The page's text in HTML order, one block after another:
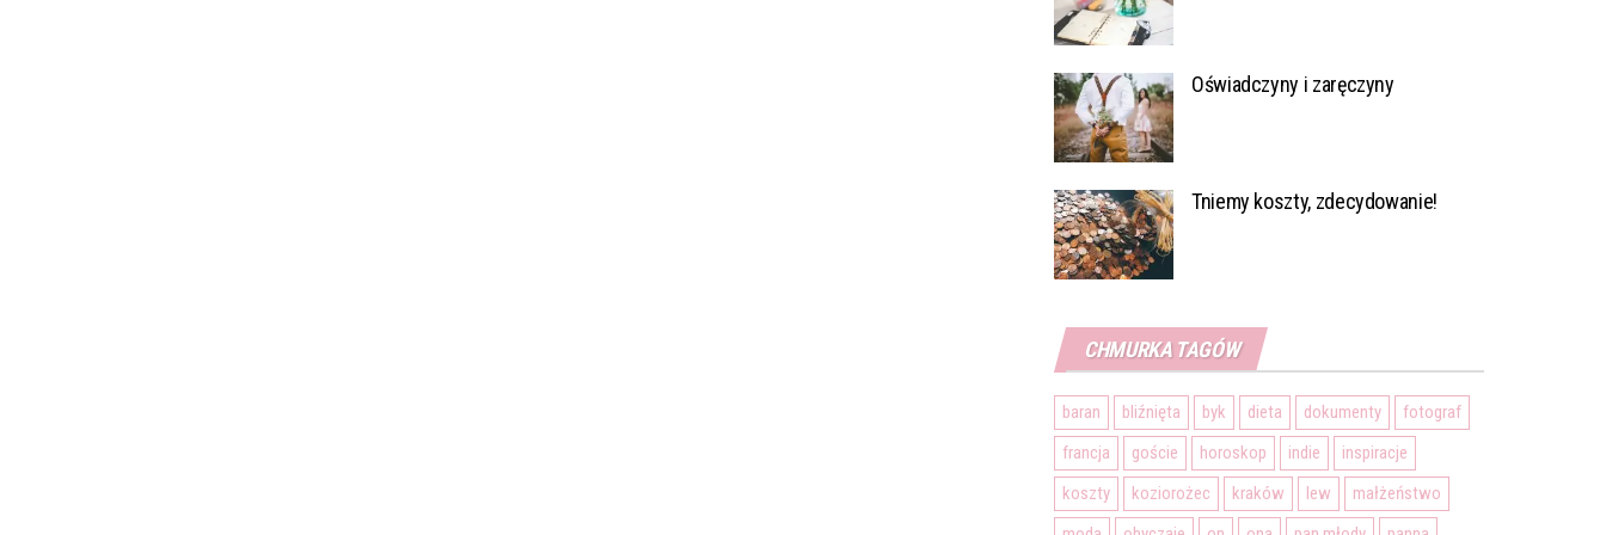
Oświadczyny i zaręczyny
Tniemy koszty, zdecydowanie!
CHMURKA TAGÓW
baran bliźnięta byk dieta dokumenty
fotograf
francja
goście horoskop indie
inspiracje
koszty
koziorożec kraków lew
małżeństwo